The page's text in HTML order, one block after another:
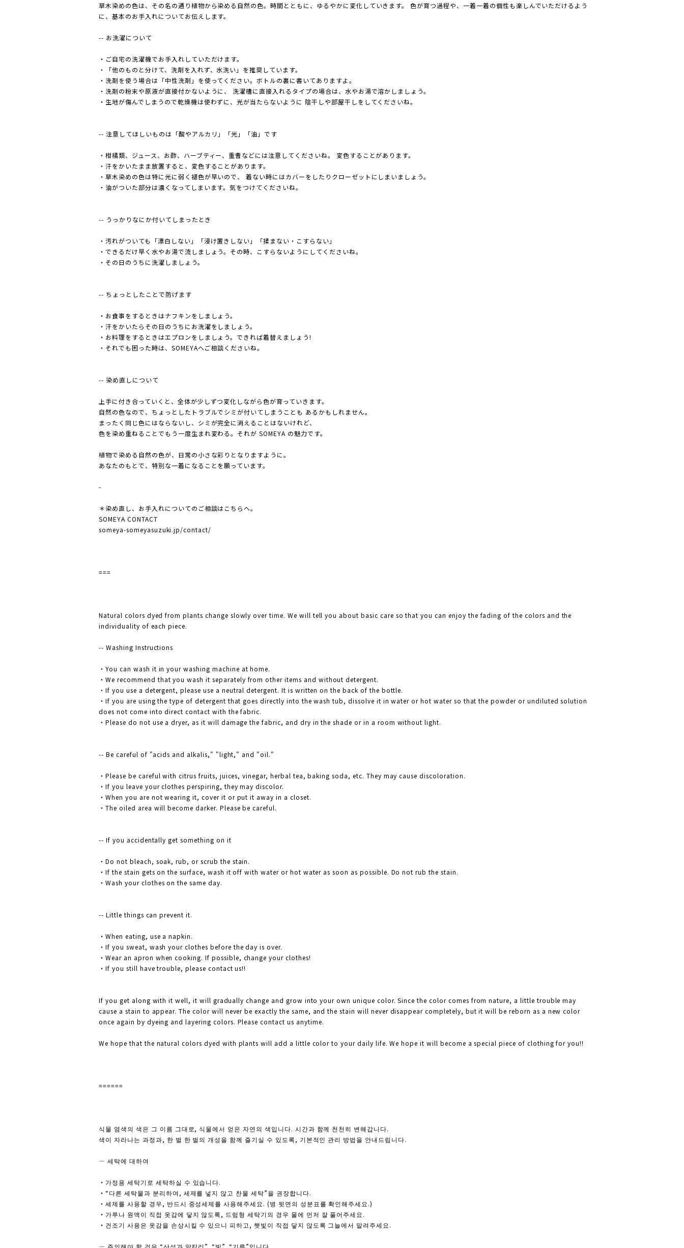
草木染めの色は、その名の通り植物から染める自然の色。時間とともに、ゆるやかに変化していきます。 色が育つ過程や、一着一着の個性も楽しんでいただけるよう
に、基本のお手入れについてお伝えします。
-- お洗濯について
・ご自宅の洗濯機でお手入れしていただけます。
・「他のものと分けて、洗剤を入れず、水洗い」を推奨しています。
・洗剤を使う場合は「中性洗剤」を使ってください。ボトルの裏に書いてありますよ。
・洗剤の粉末や原液が直接付かないように、 洗濯槽に直接入れるタイプの場合は、水やお湯で溶かしましょう。
・生地が傷んでしまうので乾燥機は使わずに、光が当たらないように 陰干しや部屋干しをしてくださいね。
-- 注意してほしいものは「酸やアルカリ」「光」「油」です
・柑橘類、ジュース、お酢、ハーブティー、重曹などには注意してくださいね。 変色することがあります。
・汗をかいたまま放置すると、変色することがあります。
・草木染めの色は特に光に弱く褪色が早いので、 着ない時にはカバーをしたりクローゼットにしまいましょう。
・油がついた部分は濃くなってしまいます。気をつけてくださいね。
-- うっかりなにか付いてしまったとき
・汚れがついても「漂白しない」「浸け置きしない」「揉まない・こすらない」
・できるだけ早く水やお湯で流しましょう。その時、こすらないようにしてくださいね。
・その日のうちに洗濯しましょう。
-- ちょっとしたことで防げます
・お食事をするときはナフキンをしましょう。
・汗をかいたらその日のうちにお洗濯をしましょう。
・お料理をするときはエプロンをしましょう。できれば着替えましょう!
・それでも困った時は、SOMEYAへご相談くださいね。
-- 染め直しについて
上手に付き合っていくと、全体が少しずつ変化しながら色が育っていきます。
自然の色なので、ちょっとしたトラブルでシミが付いてしまうことも あるかもしれません。
まったく同じ色にはならないし、シミが完全に消えることはないけれど、
色を染め重ねることでもう一度生まれ変わる。それが SOMEYA の魅力です。
植物で染める自然の色が、日常の小さな彩りとなりますように。
あなたのもとで、特別な一着になることを願っています。
-
＊染め直し、お手入れについてのご相談はこちらへ。
SOMEYA CONTACT
someya-someyasuzuki.jp/contact/
===
Natural colors dyed from plants change slowly over time. We will tell you about basic care so that you can enjoy the fading of the colors and the
individuality of each piece.
-- Washing Instructions
・You can wash it in your washing machine at home.
・We recommend that you wash it separately from other items and without detergent.
・If you use a detergent, please use a neutral detergent. It is written on the back of the bottle.
・If you are using the type of detergent that goes directly into the wash tub, dissolve it in water or hot water so that the powder or undiluted solution
does not come into direct contact with the fabric.
・Please do not use a dryer, as it will damage the fabric, and dry in the shade or in a room without light.
-- Be careful of "acids and alkalis," "light," and "oil."
・Please be careful with citrus fruits, juices, vinegar, herbal tea, baking soda, etc. They may cause discoloration.
・If you leave your clothes perspiring, they may discolor.
・When you are not wearing it, cover it or put it away in a closet.
・The oiled area will become darker. Please be careful.
-- If you accidentally get something on it
・Do not bleach, soak, rub, or scrub the stain.
・If the stain gets on the surface, wash it off with water or hot water as soon as possible. Do not rub the stain.
・Wash your clothes on the same day.
-- Little things can prevent it.
・When eating, use a napkin.
・If you sweat, wash your clothes before the day is over.
・Wear an apron when cooking. If possible, change your clothes!
・If you still have trouble, please contact us!!
If you get along with it well, it will gradually change and grow into your own unique color. Since the color comes from nature, a little trouble may
cause a stain to appear. The color will never be exactly the same, and the stain will never disappear completely, but it will be reborn as a new color
once again by dyeing and layering colors. Please contact us anytime.
We hope that the natural colors dyed with plants will add a little color to your daily life. We hope it will become a special piece of clothing for you!!
======
식물 염색의 색은 그 이름 그대로, 식물에서 얻은 자연의 색입니다. 시간과 함께 천천히 변해갑니다.
색이 자라나는 과정과, 한 벌 한 벌의 개성을 함께 즐기실 수 있도록, 기본적인 관리 방법을 안내드립니다.
― 세탁에 대하여
・가정용 세탁기로 세탁하실 수 있습니다.
・“다른 세탁물과 분리하여, 세제를 넣지 않고 찬물 세탁”을 권장합니다.
・세제를 사용할 경우, 반드시 중성세제를 사용해주세요. (병 뒷면의 성분표를 확인해주세요.)
・가루나 원액이 직접 옷감에 닿지 않도록, 드럼형 세탁기의 경우 물에 먼저 잘 풀어주세요.
・건조기 사용은 옷감을 손상시킬 수 있으니 피하고, 햇빛이 직접 닿지 않도록 그늘에서 말려주세요.
― 주의해야 할 것은 “산성과 알칼리”, “빛”, “기름”입니다